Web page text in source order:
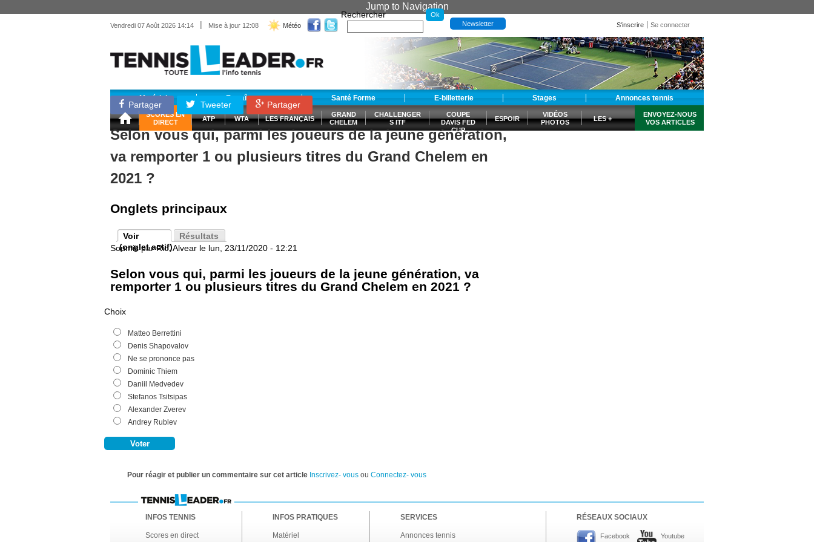
Jump to Navigation
Vendredi 07 Août 2026 14:14 | Mise à jour 12:08 Météo
Rechercher
Newsletter S'inscrire Se connecter
Matériel Entraînement Santé Forme E-billetterie Stages Annonces tennis
SCORES EN
DIRECT
ATP WTA LES FRANÇAIS
GRAND
CHELEM
CHALLENGER
S ITF
COUPE
DAVIS FED
CUP
ESPOIR
VIDÉOS
PHOTOS
LES +
ENVOYEZ-NOUS
VOS ARTICLES
Partager Tweeter Partager
Selon vous qui, parmi les joueurs de la jeune génération,
va remporter 1 ou plusieurs titres du Grand Chelem en
2021 ?
Onglets principaux
Voir
(onglet actif)
Résultats
Soumis parRic. Alvear le lun, 23/11/2020 - 12:21
Selon vous qui, parmi les joueurs de la jeune génération, va
remporter 1 ou plusieurs titres du Grand Chelem en 2021 ?
Choix
Matteo Berrettini
Denis Shapovalov
Ne se prononce pas
Dominic Thiem
Daniil Medvedev
Stefanos Tsitsipas
Alexander Zverev
Andrey Rublev
Pour réagir et publier un commentaire sur cet article Inscrivez- vous ou Connectez- vous
INFOS TENNIS
Scores en direct
INFOS PRATIQUES
Matériel
SERVICES
Annonces tennis
RÉSEAUX SOCIAUX
Facebook Youtube